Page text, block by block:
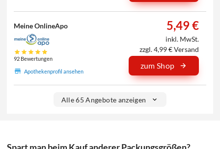
Meine OnlineApo
92 Bewertungen
Apothekenprofil ansehen
5,49 €
inkl. MwSt.
zzgl. 4,99 € Versand
zum Shop
Alle 65 Angebote anzeigen